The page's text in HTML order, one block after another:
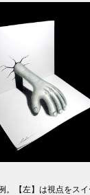
。【左】は視点をス